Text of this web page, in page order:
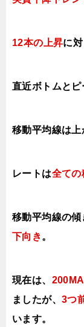
12本の上昇に
直近ボトムとピ
移動平均線は上
レートは全ての
移動平均線の傾
下向き。
現在は、
ましたが、 3つ
います。